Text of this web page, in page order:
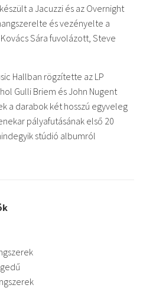
a Jacuzzi és az Overnight
és vezényelte a
Sára fuvolázott, Steve
Hallban rögzítette az LP
Gulli Briem és John Nugent
a darabok két hosszú egyveleg
pályafutásának első 20
stúdió albumról